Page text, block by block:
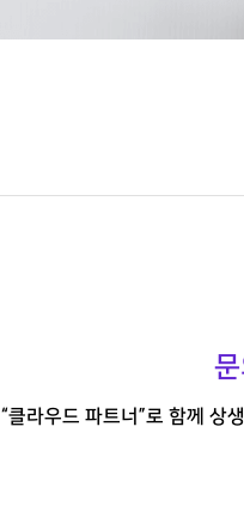
“클라우드 파트너”로 함께 상